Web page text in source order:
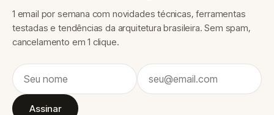
1 email por semana com novidades técnicas, ferramentas
testadas e tendências da arquitetura brasileira. Sem spam,
cancelamento em 1 clique.
Assinar